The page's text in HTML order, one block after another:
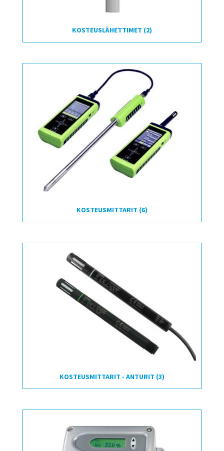
KOSTEUSLÄHETTIMET (2)
KOSTEUSMITTARIT (6)
KOSTEUSMITTARIT - ANTURIT (3)